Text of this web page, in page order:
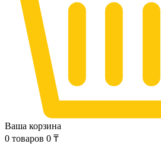
Ваша корзина
0 товаров 0 ₸